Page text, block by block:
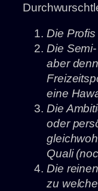
Die Profis
Die
aber
eine
Die
oder
Quali
Die
zu